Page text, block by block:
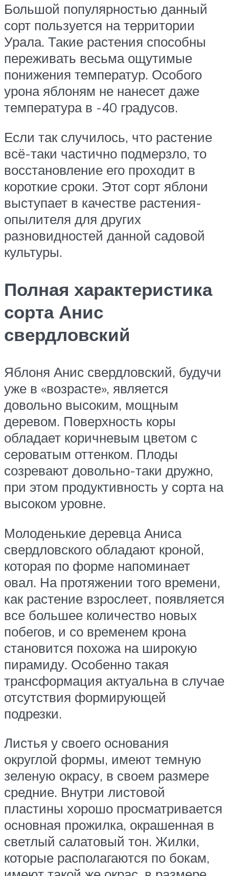
Большой популярностью данный
сорт пользуется на территории
Урала. Такие растения способны
переживать весьма ощутимые
понижения температур. Особого
урона яблоням не нанесет даже
температура в -40 градусов.
Если так случилось, что растение
всё-таки частично подмерзло, то
восстановление его проходит в
короткие сроки. Этот сорт яблони
выступает в качестве растения-
опылителя для других
разновидностей данной садовой
культуры.
Полная характеристика
сорта Анис
свердловский
Яблоня Анис свердловский, будучи
уже в «возрасте», является
довольно высоким, мощным
деревом. Поверхность коры
обладает коричневым цветом с
сероватым оттенком. Плоды
созревают довольно-таки дружно,
при этом продуктивность у сорта на
высоком уровне.
Молоденькие деревца Аниса
свердловского обладают кроной,
которая по форме напоминает
овал. На протяжении того времени,
как растение взрослеет, появляется
все большее количество новых
побегов, и со временем крона
становится похожа на широкую
пирамиду. Особенно такая
трансформация актуальна в случае
отсутствия формирующей
подрезки.
Листья у своего основания
округлой формы, имеют темную
зеленую окрасу, в своем размере
средние. Внутри листовой
пластины хорошо просматривается
основная прожилка, окрашенная в
светлый салатовый тон. Жилки,
которые располагаются по бокам,